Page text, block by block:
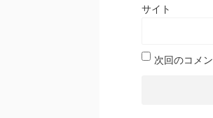
サイト
次回のコメ